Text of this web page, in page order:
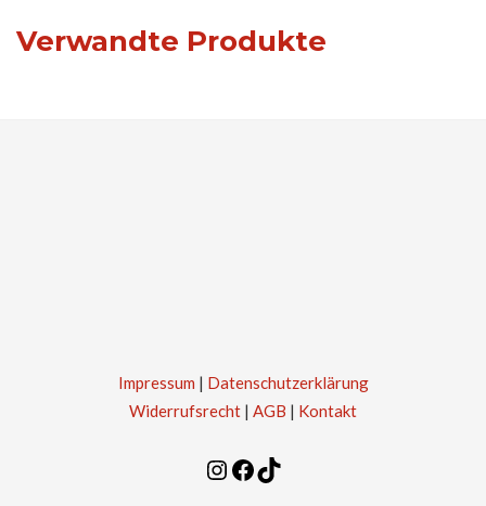
Verwandte Produkte
Impressum | Datenschutzerklärung
Widerrufsrecht | AGB | Kontakt
Instagram
Facebook